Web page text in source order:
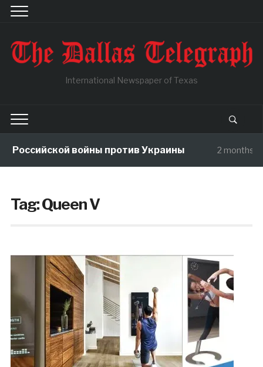
International Newspaper of Texas
Российской войны против Украины 2 months
Tag:Queen V